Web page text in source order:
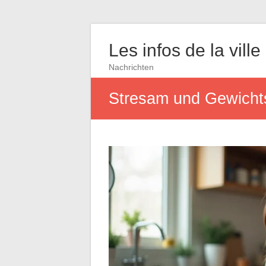
Les infos de la ville
Nachrichten
Stresam und